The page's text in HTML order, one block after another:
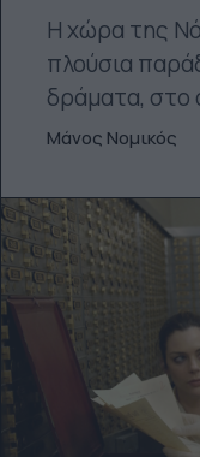
Η χώρα της
πλούσια
δράματα, στο
Μάνος Νομικός